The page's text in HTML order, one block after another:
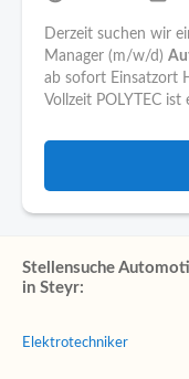
Derzeit suchen wir
Manager (m/w/d)
ab sofort Einsatzort
Vollzeit POLYTEC
Stellensuche
in Steyr:
Elektrotechniker